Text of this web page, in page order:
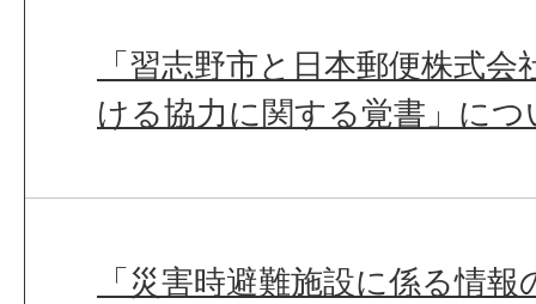
「習志野市と日本郵便株式
ける協力に関する覚書」につ
「災害時避難施設に係る情